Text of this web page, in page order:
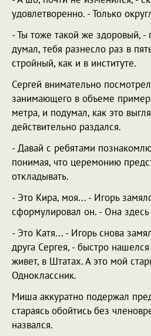
удовлетворенно. - Только
- Ты тоже такой же здоровый, -
думал, тебя разнесло раз в
стройный, как и в институте.
Сергей внимательно
занимающего в объеме
метра, и подумал, как это
действительно раздался.
- Давай с ребятами
понимая, что церемонию
откладывать.
- Это Кира, моя... - Игорь
сформулировал он. - Она
- Это Катя... - Игорь снова
друга Сергея, - быстро
живет, в Штатах. А это мой
Одноклассник.
Миша аккуратно подержал
стараясь обойтись без
назвался.